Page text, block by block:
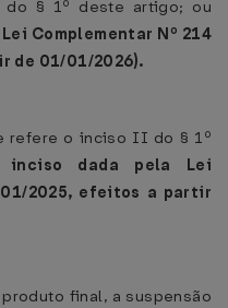
§ 1º deste artigo; ou
Complementar Nº 214
de 01/01/2026).
refere o inciso II do § 1º
inciso dada pela Lei
01/2025, efeitos a partir
final, a suspensão